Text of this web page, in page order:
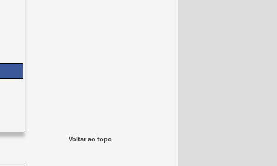
Voltar ao topo